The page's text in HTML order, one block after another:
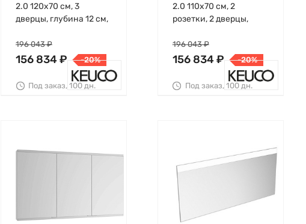
2.0 120х70 см, 3
дверцы, глубина 12 см,
156 834 ₽
196 043 ₽
-20%
Под заказ, 100 дн.
2.0 110х70 см, 2
розетки, 2 дверцы,
156 834 ₽
196 043 ₽
-20%
Под заказ, 100 дн.